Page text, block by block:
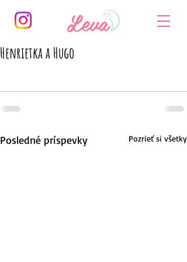
Henrietka a Hugo
Posledné príspevky Pozrieť si všetky